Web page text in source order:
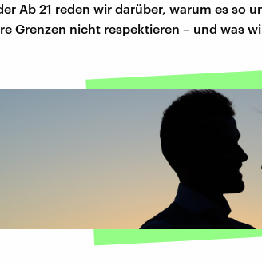
Ab 21 reden wir darüber, warum es so
Grenzen nicht respektieren – und was